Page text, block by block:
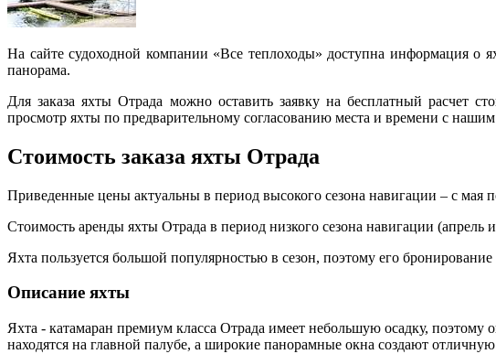
На сайте судоходной компании «Все теплоходы» доступна информация о
панорама.
Для заказа яхты Отрада можно оставить заявку на бесплатный расчет
просмотр яхты по предварительному согласованию места и времени с
Стоимость заказа яхты Отрада
Приведенные цены актуальны в период высокого сезона навигации – с мая
Стоимость аренды яхты Отрада в период низкого сезона навигации
Яхта пользуется большой популярностью в сезон, поэтому его
Описание яхты
Яхта - катамаран премиум класса Отрада имеет небольшую осадку,
находятся на главной палубе, а широкие панорамные окна создают отличную